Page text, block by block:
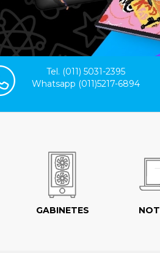
Tel. (011) 5031-2395
Whatsapp (011)5217-6894
GABINETES